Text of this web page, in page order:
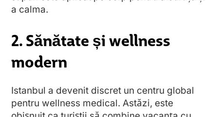
a calma.
2. Sănătate și wellness
modern
Istanbul a devenit discret un centru global
pentru wellness medical. Astăzi, este